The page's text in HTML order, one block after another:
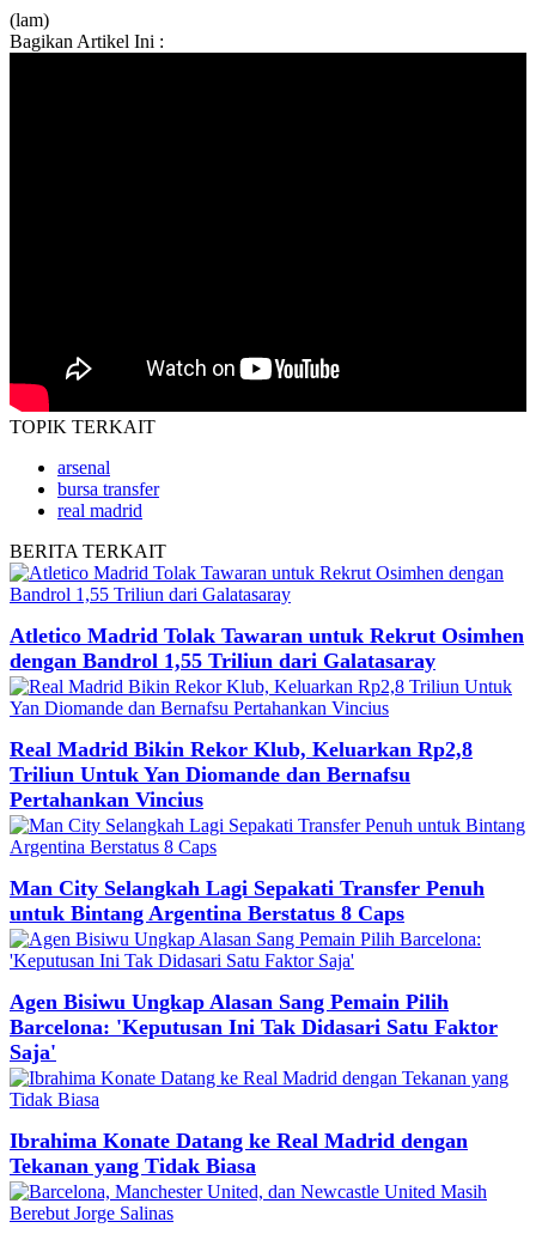
(lam)
Bagikan Artikel Ini :
TOPIK TERKAIT
arsenal
bursa transfer
real madrid
BERITA TERKAIT
Atletico Madrid Tolak Tawaran untuk Rekrut Osimhen
dengan Bandrol 1,55 Triliun dari Galatasaray
Real Madrid Bikin Rekor Klub, Keluarkan Rp2,8
Triliun Untuk Yan Diomande dan Bernafsu
Pertahankan Vincius
Man City Selangkah Lagi Sepakati Transfer Penuh
untuk Bintang Argentina Berstatus 8 Caps
Agen Bisiwu Ungkap Alasan Sang Pemain Pilih
Barcelona: 'Keputusan Ini Tak Didasari Satu Faktor
Saja'
Ibrahima Konate Datang ke Real Madrid dengan
Tekanan yang Tidak Biasa